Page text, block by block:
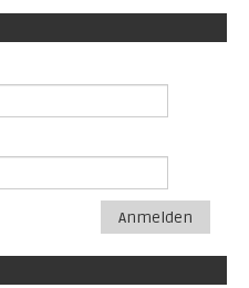
Anmelden